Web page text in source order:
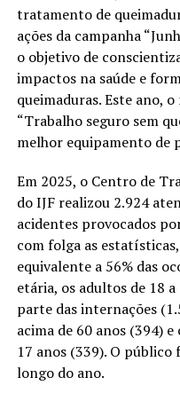
tratamento de
ações da campanha
o objetivo de
impactos na saúde e
queimaduras. Este ano,
“Trabalho seguro sem
melhor equipamento de
Em 2025, o Centro de
do IJF realizou 2.924
acidentes provocados
com folga as
equivalente a 56% das
etária, os adultos de 18
parte das internações
acima de 60 anos (394)
17 anos (339). O
longo do ano.